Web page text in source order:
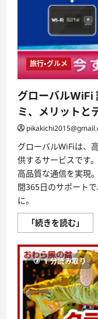
ト
ワ
ー
ク
シ
ス
テ
ム
ズ・
上
質
な
国
産
さ
な
料
理
の
定
期
つ
さ
ら
に
読
む
旅行・グルメ
グローバルWiFi
ミ、メリットと
グローバルWiFiは、
供するサービスです
高品質な通信を実現
間365日のサポート
に。
「続きを読む」
ロ
バ
ル
評
判
良
い
口
コ
1 分読み取り